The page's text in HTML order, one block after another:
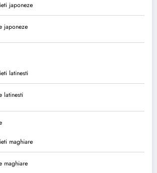
japoneze
japoneze
latinesti
latinesti
maghiare
maghiare